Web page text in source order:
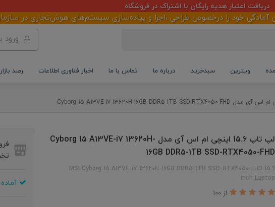
لطفاً قبل از خرید استعلام قیمت و موجودی بگیرید
خود را درخصوص طراحی ،اجرا و پیاده‌سازی سیستم‌های هوش‌تجاری در
ورود
ویترین سبدخرید درباره ما تماس با ما اخبار فناوری اطلاعات رصد بازار
لپ تاپ 15.6 اینچی ام اس آی مدل Cyborg 15 A13VE-i7 13620H-
16GB DDR5-1TB SSD-RTX4050-FHD
MSI Cyborg 15 A13VE-i7 13620H-16GB DDR5-1TB SSD-RTX4050-FHD 15.6
inch Laptop
از 100